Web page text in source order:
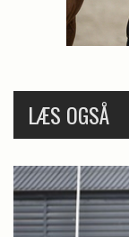
LÆS OGSÅ